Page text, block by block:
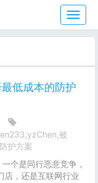
技
术
指
低成本的防护
被
护方案
个是同行恶意竞争，
店，还是互联网行业